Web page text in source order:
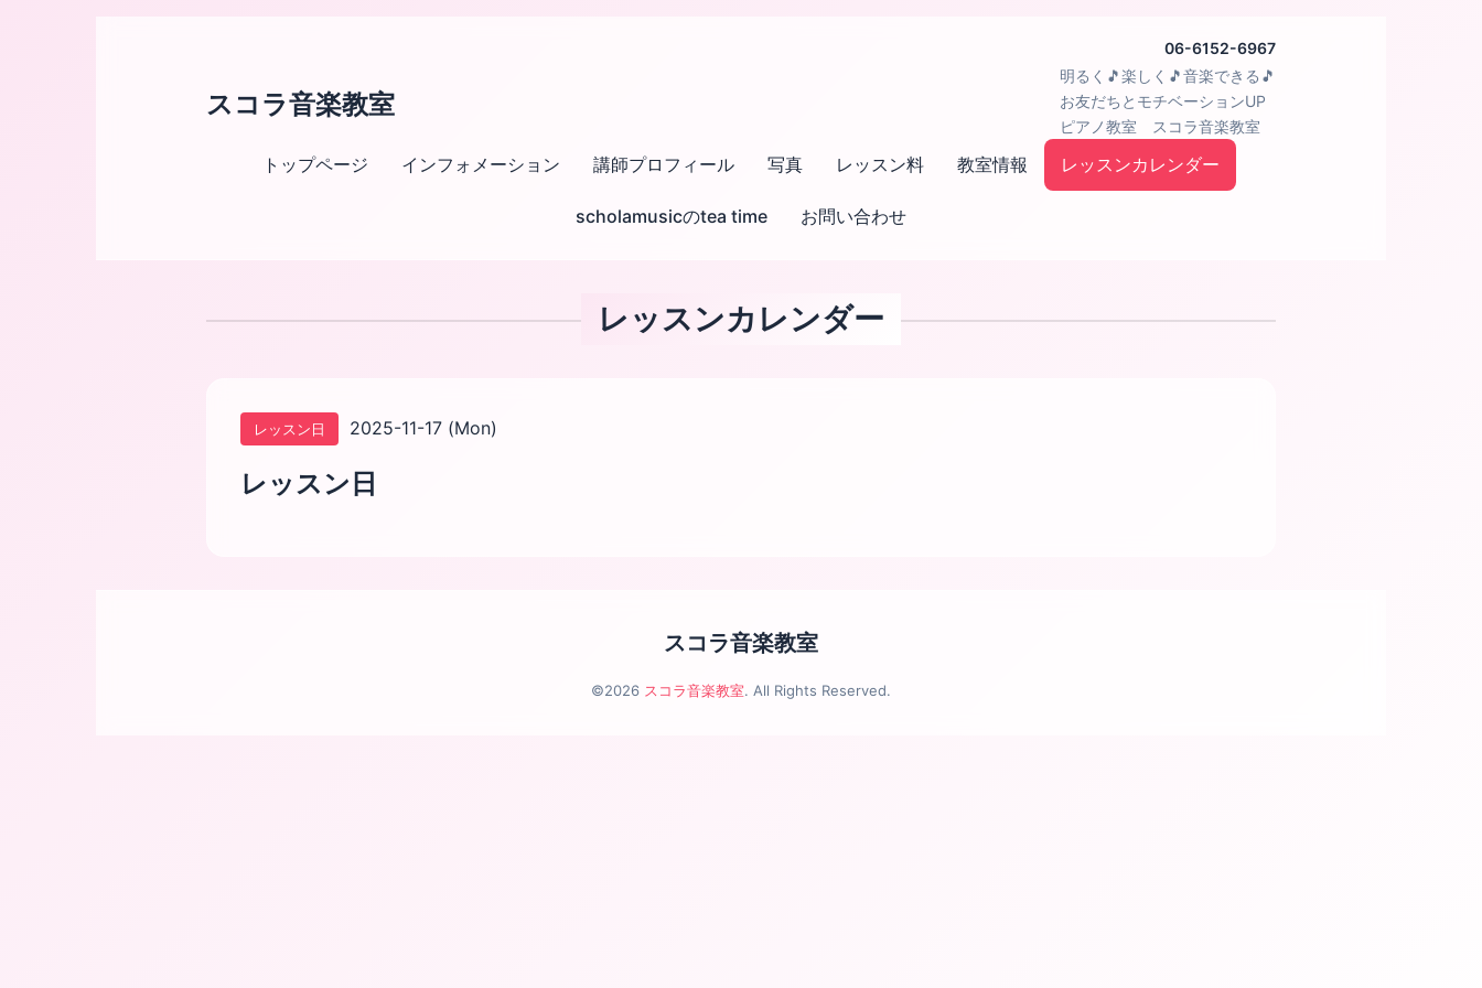
06-6152-6967
スコラ音楽教室
明るく🎵楽しく🎵音楽できる🎵
お友だちとモチベーションUP
ピアノ教室 スコラ音楽教室
トップページ インフォメーション 講師プロフィール 写真 レッスン料 教室情報 レッスンカレンダー
scholamusicのtea time お問い合わせ
レッスンカレンダー
レッスン日 2025-11-17 (Mon)
レッスン日
スコラ音楽教室
©2026 スコラ音楽教室. All Rights Reserved.